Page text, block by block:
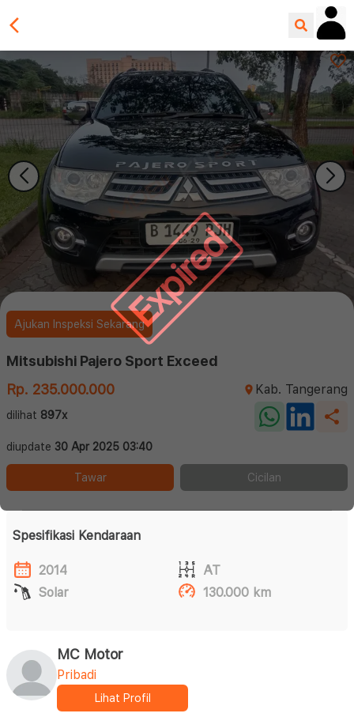
Expired
Ajukan Inspeksi Sekarang
Mitsubishi Pajero Sport Exceed
Rp. 235.000.000
Kab. Tangerang
dilihat 897x
diupdate 30 Apr 2025 03:40
Tawar Cicilan
Spesifikasi Kendaraan
2014
AT
Solar
130.000 km
MC Motor
Pribadi
Lihat Profil